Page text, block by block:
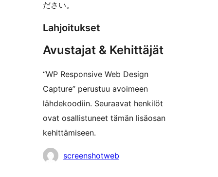
ださい。
Lahjoitukset
Avustajat & Kehittäjät
“WP Responsive Web Design
Capture” perustuu avoimeen
lähdekoodiin. Seuraavat henkilöt
ovat osallistuneet tämän lisäosan
kehittämiseen.
Avustajatscreenshotweb